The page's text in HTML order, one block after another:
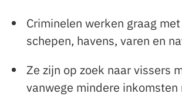
Criminelen werken graag
schepen, havens, varen en
Ze zijn op zoek naar vissers
vanwege mindere